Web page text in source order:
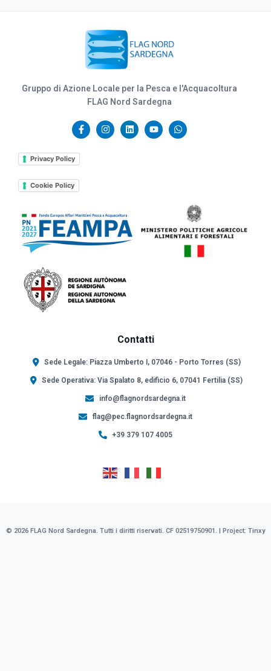
Gruppo di Azione Locale per la Pesca e l'Acquacoltura
FLAG Nord Sardegna
Privacy Policy
Cookie Policy
Contatti
Sede Legale: Piazza Umberto I, 07046 - Porto Torres (SS)
Sede Operativa: Via Spalato 8, edificio 6, 07041 Fertilia (SS)
info@flagnordsardegna.it
flag@pec.flagnordsardegna.it
+39 379 107 4005
© 2026 FLAG Nord Sardegna. Tutti i diritti riservati. CF 02519750901. | Project: Tinxy